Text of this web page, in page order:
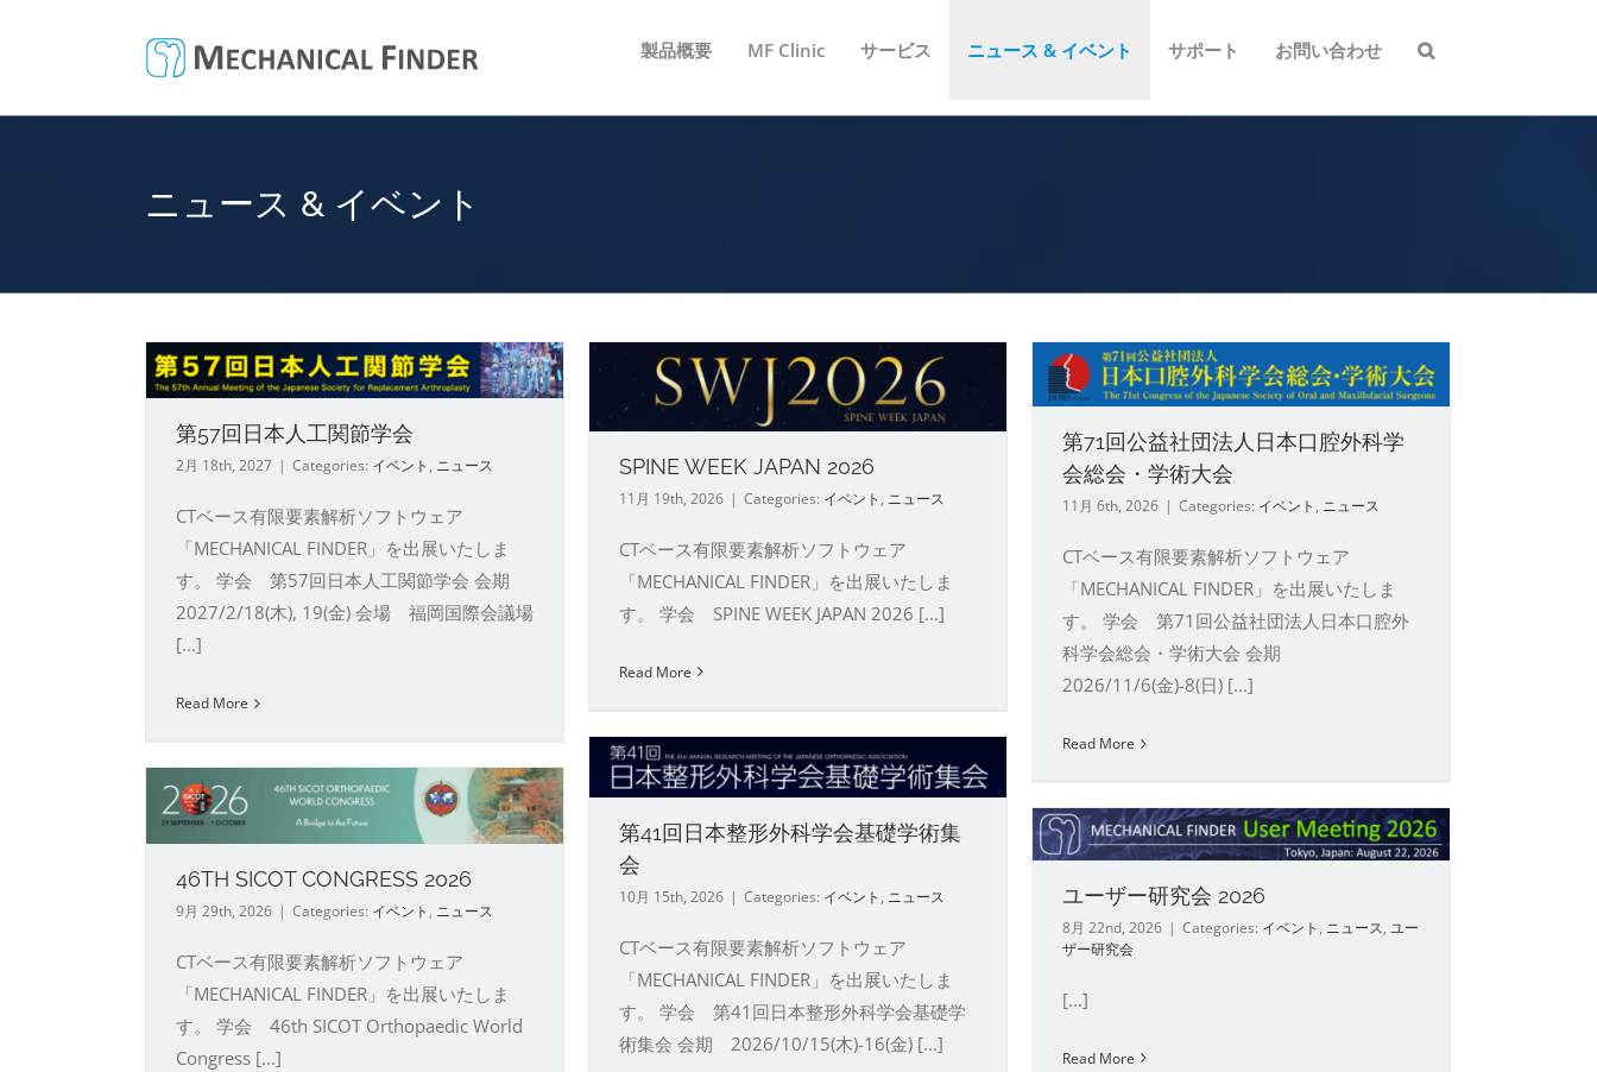
製品概要 MF Clinic サービス ニュース & イベント サポート お問い合わせ
ニュース & イベント
第57回日本人工関節学会
2月 18th, 2027 | Categories: イベント , ニュース
CTベース有限要素解析ソフトウェア
「MECHANICAL FINDER」を出展いたしま
す。 学会 第57回日本人工関節学会 会期
2027/2/18(木), 19(金) 会場 福岡国際会議場
[...]
Read More
SPINE WEEK JAPAN 2026
イベント ニュース
SPINE WEEK JAPAN 2026
11月 19th, 2026 | Categories: イベント , ニュース
CTベース有限要素解析ソフトウェア
「MECHANICAL FINDER」を出展いたしま
す。 学会 SPINE WEEK JAPAN 2026 [...]
Read More
第71回公益社団法人日本口腔
外科学会総会・学術大会
第71回公益社団法人日本口腔外科学
会総会・学術大会
11月 6th, 2026 | Categories: イベント , ニュース
CTベース有限要素解析ソフトウェア
「MECHANICAL FINDER」を出展いたしま
す。 学会 第71回公益社団法人日本口腔外
科学会総会・学術大会 会期
2026/11/6(金)-8(日) [...]
Read More
第41回日本整形外科学会基礎
学術集会
ニュース
第41回日本整形外科学会基礎学術集
会
10月 15th, 2026 | Categories: イベント , ニュース
CTベース有限要素解析ソフトウェア
「MECHANICAL FINDER」を出展いたしま
す。 学会 第41回日本整形外科学会基礎学
術集会 会期 2026/10/15(木)-16(金) [...]
46TH SICOT CONGRESS 2026
9月 29th, 2026 | Categories: イベント , ニュース
CTベース有限要素解析ソフトウェア
「MECHANICAL FINDER」を出展いたしま
す。 学会 46th SICOT Orthopaedic World
Congress [...]
ユーザー研究会 2026
ユーザー研究会 2026
8月 22nd, 2026 | Categories: イベント , ニュース, ユー
ザー研究会
[...]
Read More